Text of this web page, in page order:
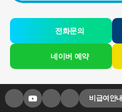
전화문의
네이버 예약
비급여안내